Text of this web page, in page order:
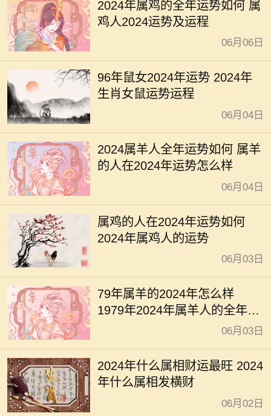
2024年属鸡的全年运势如何 属
鸡人2024运势及运程
06月06日
96年鼠女2024年运势 2024年
生肖女鼠运势运程
06月04日
2024属羊人全年运势如何 属羊
的人在2024年运势怎么样
06月04日
属鸡的人在2024年运势如何
2024年属鸡人的运势
06月03日
79年属羊的2024年怎么样
1979年2024年属羊人的全年运
06月03日
2024年什么属相财运最旺 2024
年什么属相发横财
06月02日